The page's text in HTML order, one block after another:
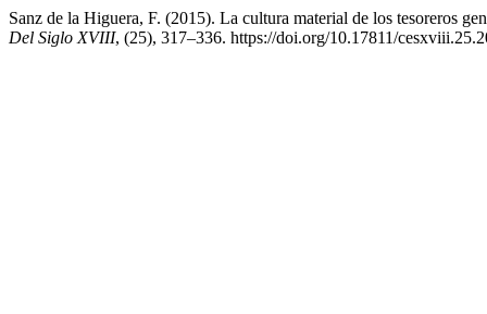
Sanz de la Higuera, F. (2015). La cultura material de los tesoreros
Del Siglo XVIII, (25), 317–336. https://doi.org/10.17811/